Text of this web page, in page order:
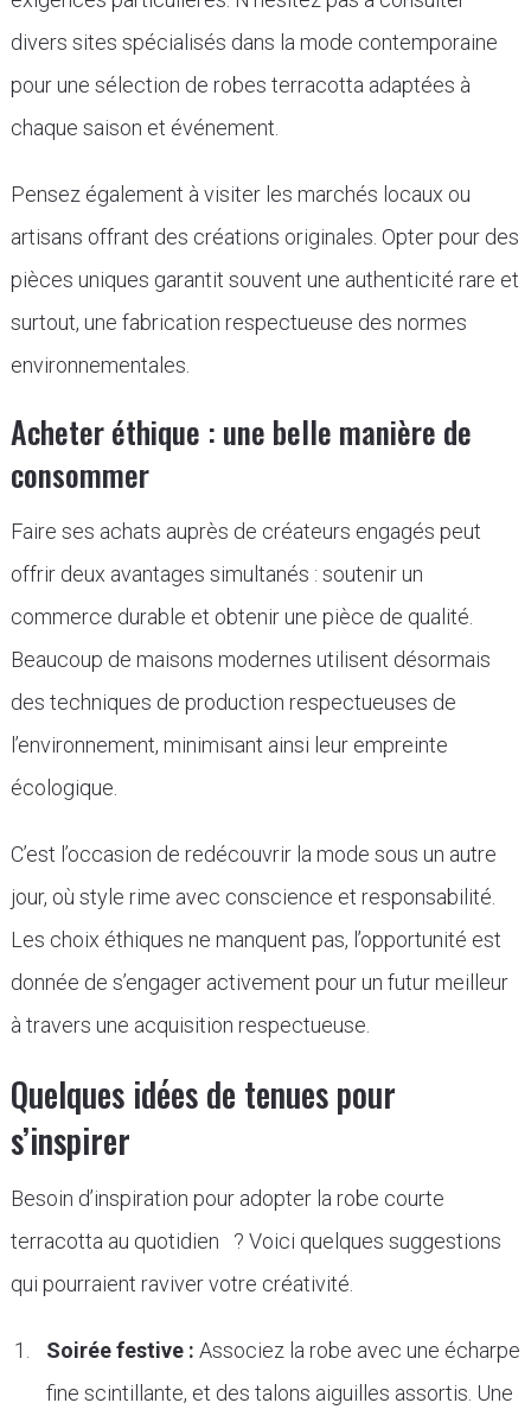
divers sites spécialisés dans la mode contemporaine
pour une sélection de robes terracotta adaptées à
chaque saison et événement.
Pensez également à visiter les marchés locaux ou
artisans offrant des créations originales. Opter pour des
pièces uniques garantit souvent une authenticité rare et
surtout, une fabrication respectueuse des normes
environnementales.
Acheter éthique : une belle manière de
consommer
Faire ses achats auprès de créateurs engagés peut
offrir deux avantages simultanés : soutenir un
commerce durable et obtenir une pièce de qualité.
Beaucoup de maisons modernes utilisent désormais
des techniques de production respectueuses de
l’environnement, minimisant ainsi leur empreinte
écologique.
C’est l’occasion de redécouvrir la mode sous un autre
jour, où style rime avec conscience et responsabilité.
Les choix éthiques ne manquent pas, l’opportunité est
donnée de s’engager activement pour un futur meilleur
à travers une acquisition respectueuse.
Quelques idées de tenues pour
s’inspirer
Besoin d’inspiration pour adopter la robe courte
terracotta au quotidien ? Voici quelques suggestions
qui pourraient raviver votre créativité.
Soirée festive : Associez la robe avec une écharpe
fine scintillante, et des talons aiguilles assortis. Une